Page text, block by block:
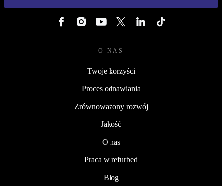
OBSERWUJ NAS
O NAS
Twoje korzyści
Proces odnawiania
Zrównoważony rozwój
Jakość
O nas
Praca w refurbed
Blog